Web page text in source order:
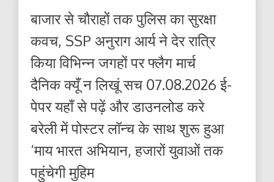
बाजार से चौराहों तक पुलिस का सुरक्षा
कवच, SSP अनुराग आर्य ने देर रात्रि
किया विभिन्न जगहों पर फ्लैग मार्च
दैनिक क्यूँ न लिखूं सच 07.08.2026 ई-
पेपर यहाँ से पढ़ें और डाउनलोड करे
बरेली में पोस्टर लॉन्च के साथ शुरू हुआ
‘माय भारत अभियान, हजारों युवाओं तक
पहुंचेगी मुहिम